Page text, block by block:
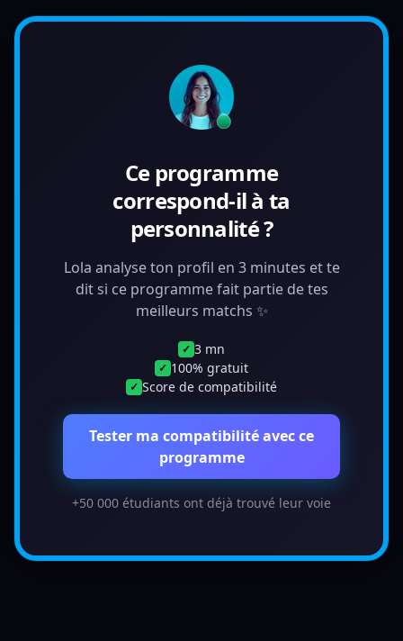
Ce programme
correspond-il à ta
personnalité ?
Lola analyse ton profil en 3 minutes et te
dit si ce programme fait partie de tes
meilleurs matchs ✨
✓ 3 mn
✓ 100% gratuit
✓ Score de compatibilité
Tester ma compatibilité avec ce
programme
+50 000 étudiants ont déjà trouvé leur voie